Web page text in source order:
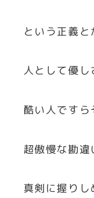
という正義
人として優し
酷い人です
超傲慢な勘違
真剣に握りし